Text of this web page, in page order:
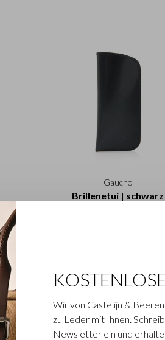
Gaucho
Brillenetui | schwarz
Wir von Castelijn &
zu Leder mit Ihnen.
Newsletter ein und